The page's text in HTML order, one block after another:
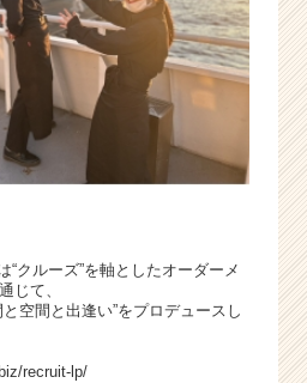
クルーズ”を軸としたオーダーメ
じて、
空間と出逢い”をプロデュースし
recruit-lp/